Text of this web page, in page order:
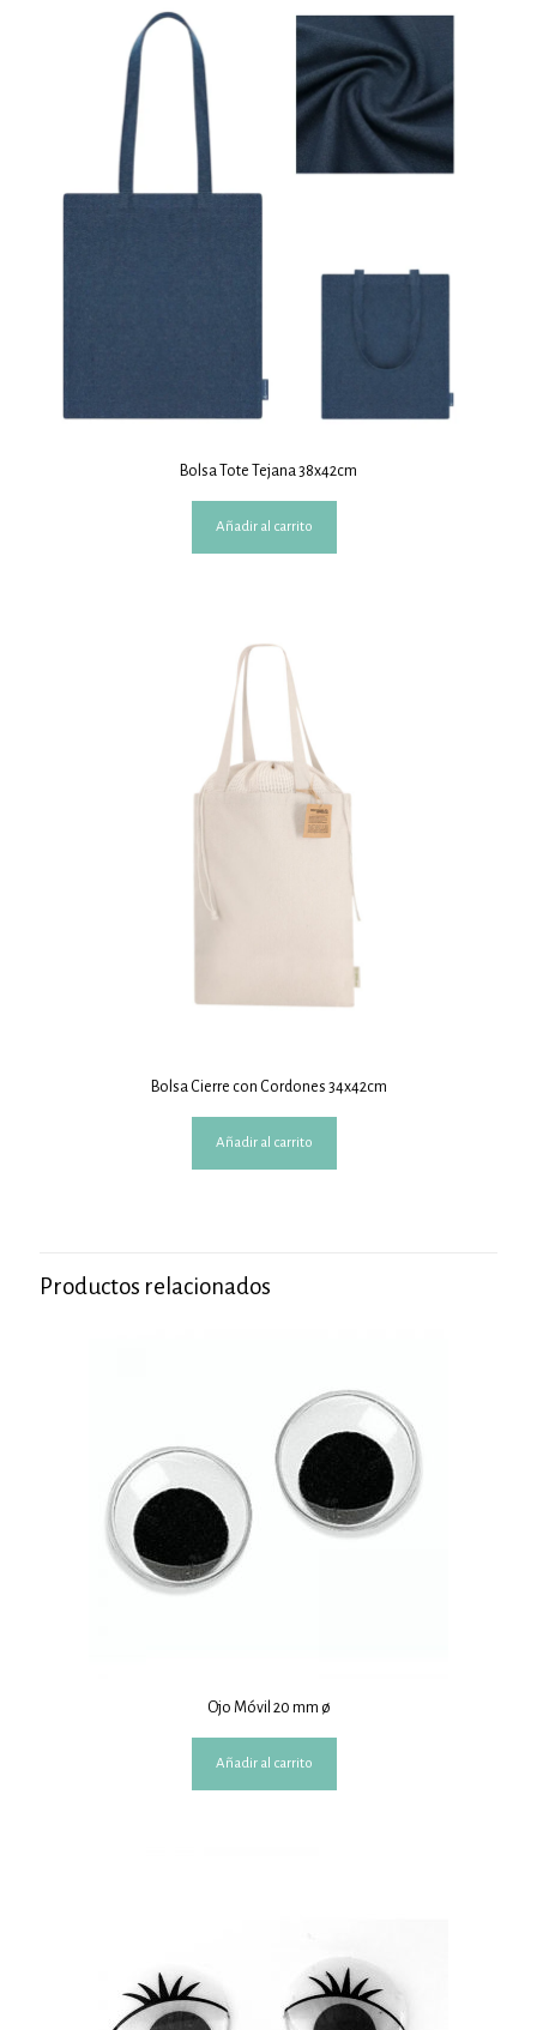
Bolsa Tote Tejana 38x42cm
Añadir al carrito
Bolsa Cierre con Cordones 34x42cm
Añadir al carrito
Productos relacionados
Ojo Móvil 20 mm ø
Añadir al carrito